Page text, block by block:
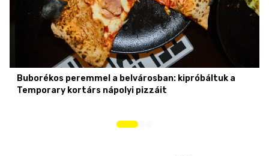
Buborékos peremmel a belvárosban: kipróbáltuk a
Temporary kortárs nápolyi pizzáit